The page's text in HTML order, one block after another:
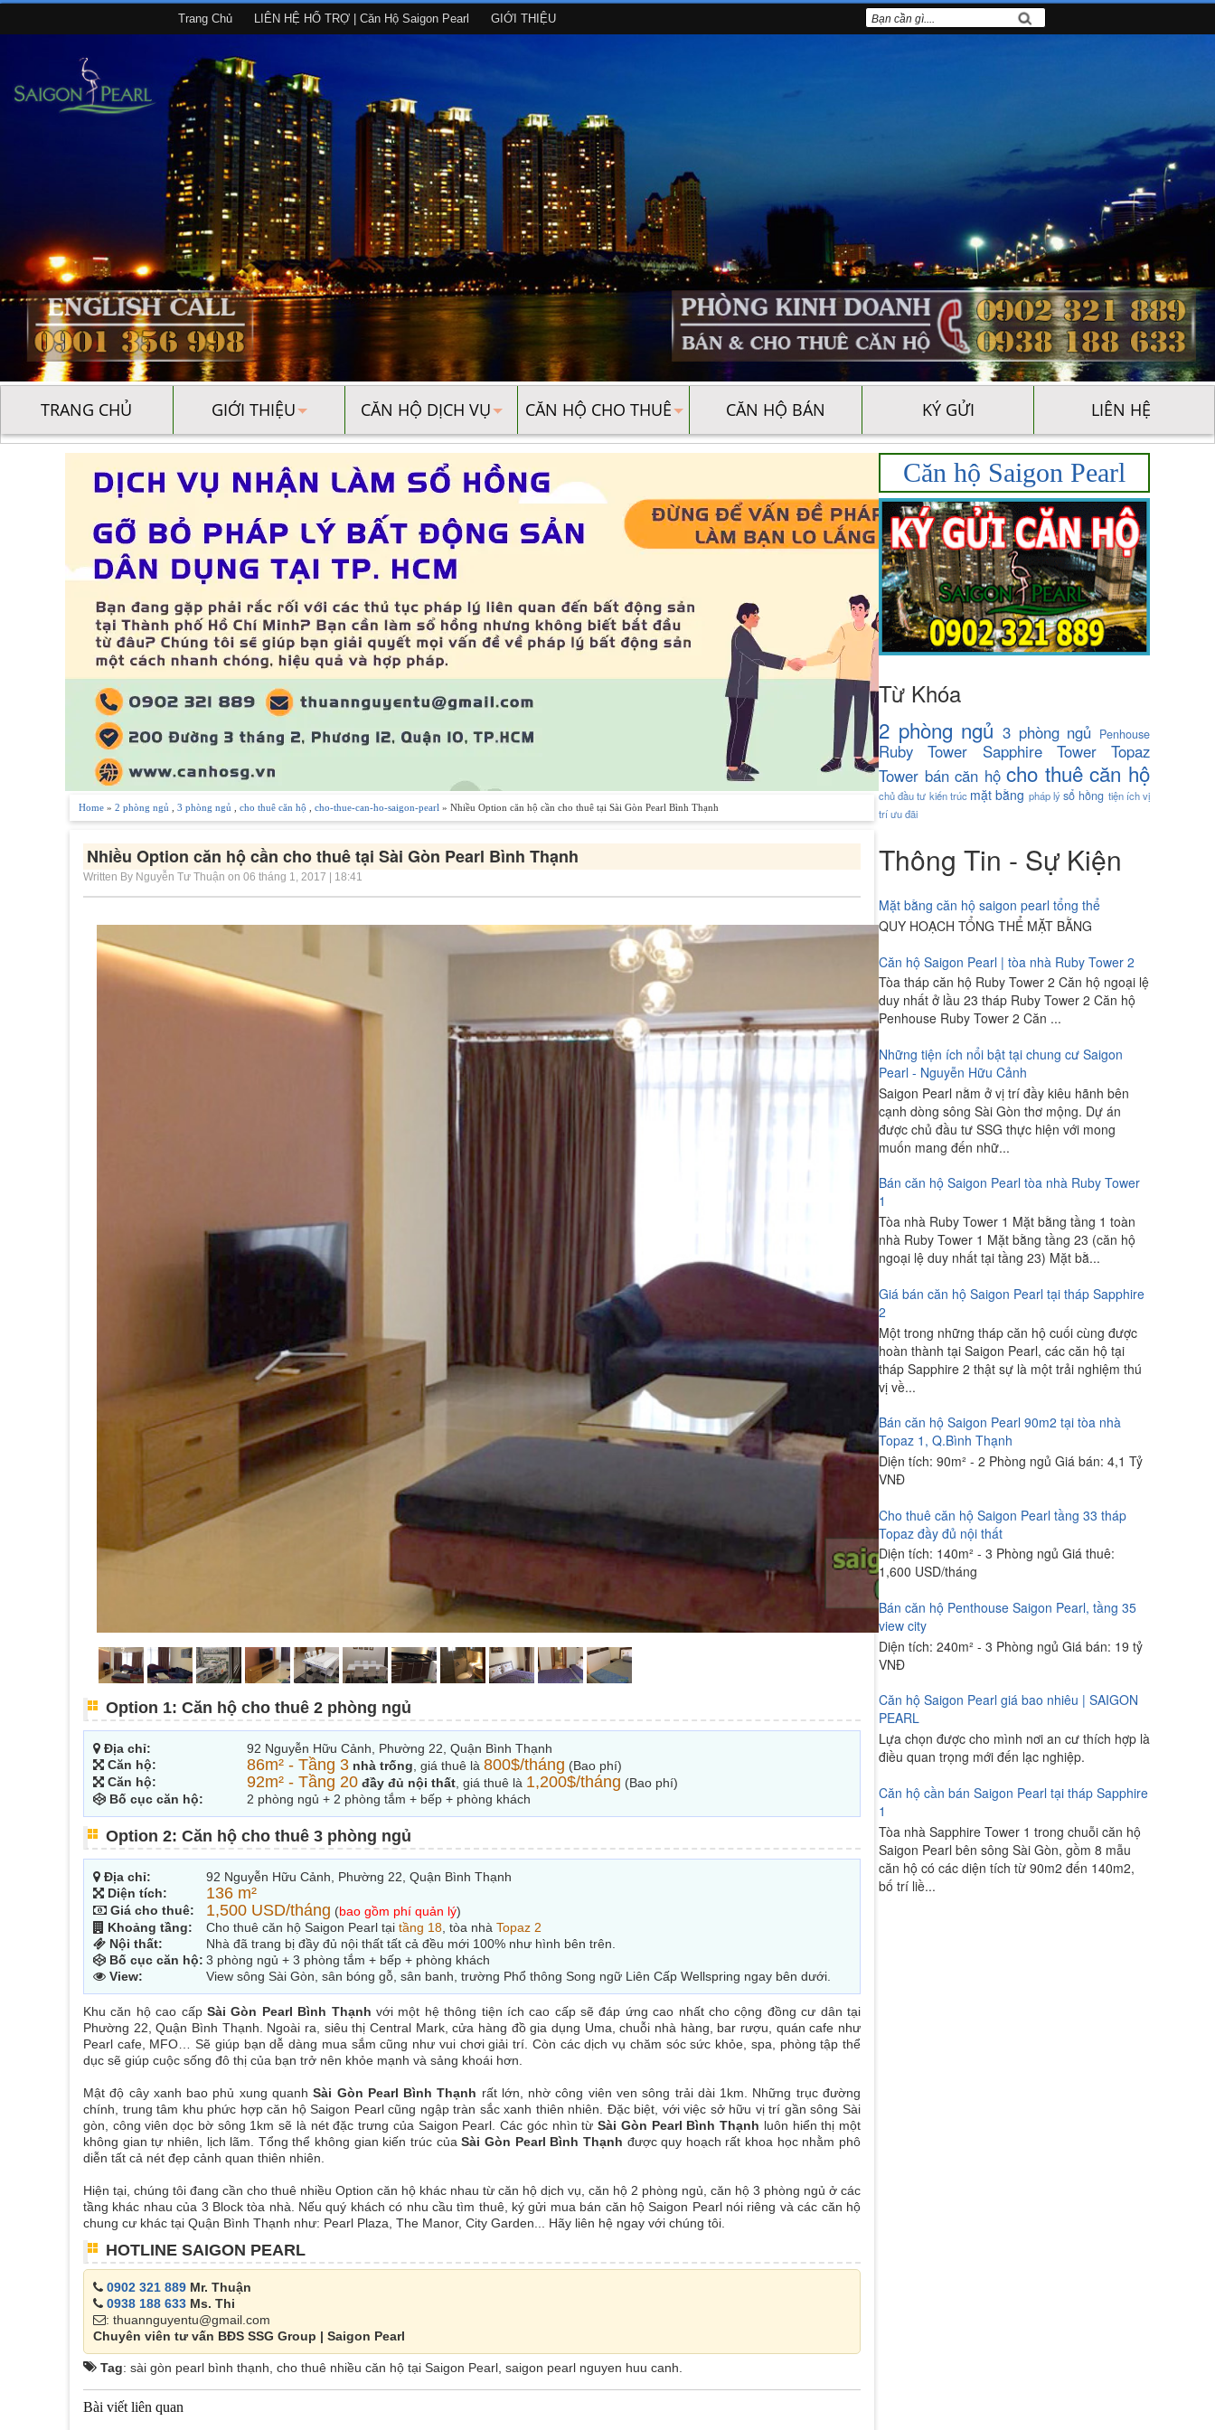
Trang Chủ LIÊN HỆ HỔ TRỢ | Căn Hộ Saigon Pearl GIỚI THIỆU
TRANG CHỦ GIỚI THIỆU CĂN HỘ DỊCH VỤ CĂN HỘ CHO THUÊ CĂN HỘ BÁN KÝ GỬI LIÊN HỆ
Home » 2 phòng ngủ 3 phòng ngủ cho thuê căn hộ cho-thue-can-ho-saigon-pearl » Nhiều Option căn hộ cần cho thuê tại Sài Gòn Pearl Bình Thạnh
Nhiều Option căn hộ cần cho thuê tại Sài Gòn Pearl Bình Thạnh
Written By Nguyễn Tư Thuận on 06 tháng 1, 2017 | 18:41
Option 1: Căn hộ cho thuê 2 phòng ngủ
Địa chỉ:
92 Nguyễn Hữu Cảnh, Phường 22, Quận Bình Thạnh
Căn hộ:
86m² - Tầng 3 nhà trống, giá thuê là 800$/tháng (Bao phí)
Căn hộ:
92m² - Tầng 20 đầy đủ nội thất, giá thuê là 1,200$/tháng (Bao phí)
Bố cục căn hộ:
2 phòng ngủ + 2 phòng tắm + bếp + phòng khách
Option 2: Căn hộ cho thuê 3 phòng ngủ
Địa chỉ:
92 Nguyễn Hữu Cảnh, Phường 22, Quận Bình Thạnh
Diện tích:
136 m²
Giá cho thuê: 1,500 USD/tháng (bao gồm phí quản lý)
Khoảng tầng:
Cho thuê căn hộ Saigon Pearl tại tầng 18, tòa nhà Topaz 2
Nội thất:
Nhà đã trang bị đầy đủ nội thất tất cả đều mới 100% như hình bên trên.
Bố cục căn hộ: 3 phòng ngủ + 3 phòng tắm + bếp + phòng khách
View:
View sông Sài Gòn, sân bóng gỗ, sân banh, trường Phổ thông Song ngữ Liên Cấp Wellspring ngay bên dưới.
Khu căn hộ cao cấp Sài Gòn Pearl Bình Thạnh với một hệ thông tiện ích cao cấp sẽ đáp ứng cao nhất cho cộng đồng cư dân tại
Phường 22, Quận Bình Thạnh. Ngoài ra, siêu thị Central Mark, cửa hàng đồ gia dụng Uma, chuỗi nhà hàng, bar rượu, quán cafe như
Pearl cafe, MFO… Sẽ giúp bạn dễ dàng mua sắm cũng như vui chơi giải trí. Còn các dịch vụ chăm sóc sức khỏe, spa, phòng tập thể
dục sẽ giúp cuộc sống đô thị của bạn trở nên khỏe mạnh và sảng khoái hơn.
Mật độ cây xanh bao phủ xung quanhSài Gòn Pearl Bình Thạnh rất lớn, nhờ công viên ven sông trải dài 1km. Những trục đường
chính, trung tâm khu phức hợp căn hộ Saigon Pearl cũng ngập tràn sắc xanh thiên nhiên. Đặc biệt, với việc sở hữu vị trí gần sông Sài
gòn, công viên dọc bờ sông 1km sẽ là nét đặc trưng của Saigon Pearl. Các góc nhìn từSài Gòn Pearl Bình Thạnh luôn hiển thị một
không gian tự nhiên, lịch lãm. Tổng thể không gian kiến trúc củaSài Gòn Pearl Bình Thạnh được quy hoạch rất khoa học nhằm phô
diễn tất cả nét đẹp cảnh quan thiên nhiên.
Hiện tại, chúng tôi đang cần cho thuê nhiều Option căn hộ khác nhau từ căn hộ dịch vụ, căn hộ 2 phòng ngủ, căn hộ 3 phòng ngủ ở các
tầng khác nhau của 3 Block tòa nhà. Nếu quý khách có nhu cầu tìm thuê, ký gửi mua bán căn hộ Saigon Pearl nói riêng và các căn hộ
chung cư khác tại Quận Bình Thạnh như: Pearl Plaza, The Manor, City Garden... Hãy liên hệ ngay với chúng tôi.
HOTLINE SAIGON PEARL
0902 321 889 Mr. Thuận
0938 188 633 Ms. Thi
: thuannguyentu@gmail.com
Chuyên viên tư vấn BĐS SSG Group | Saigon Pearl
Tag: sài gòn pearl bình thạnh, cho thuê nhiều căn hộ tại Saigon Pearl, saigon pearl nguyen huu canh.
Bài viết liên quan
Căn hộ Saigon Pearl
Từ Khóa
2 phòng ngủ 3 phòng ngủ Penhouse
Ruby Tower Sapphire Tower
Topaz
Tower bán căn hộ cho thuê căn hộ
chủ đầu tư kiến trúc mặt bằng pháp lý sổ hồng tiện ích vị
tríưu đãi
Thông Tin - Sự Kiện
Mặt bằng căn hộ saigon pearl tổng thể
QUY HOẠCH TỔNG THỂ MẶT BẰNG
Căn hộ Saigon Pearl | tòa nhà Ruby Tower 2
Tòa tháp căn hộ Ruby Tower 2 Căn hộ ngoại lệ
duy nhất ở lầu 23 tháp Ruby Tower 2 Căn hộ
Penhouse Ruby Tower 2 Căn ...
Những tiện ích nổi bật tại chung cư Saigon
Pearl - Nguyễn Hữu Cảnh
Saigon Pearl nằm ở vị trí đầy kiêu hãnh bên
cạnh dòng sông Sài Gòn thơ mộng. Dự án
được chủ đầu tư SSG thực hiện với mong
muốn mang đến nhữ...
Bán căn hộ Saigon Pearl tòa nhà Ruby Tower
1
Tòa nhà Ruby Tower 1 Mặt bằng tầng 1 toàn
nhà Ruby Tower 1 Mặt bằng tầng 23 (căn hộ
ngoại lệ duy nhất tại tầng 23) Mặt bằ...
Giá bán căn hộ Saigon Pearl tại tháp Sapphire
2
Một trong những tháp căn hộ cuối cùng được
hoàn thành tại Saigon Pearl, các căn hộ tại
tháp Sapphire 2 thật sự là một trải nghiệm thú
vị về...
Bán căn hộ Saigon Pearl 90m2 tại tòa nhà
Topaz 1, Q.Bình Thạnh
Diện tích: 90m² - 2 Phòng ngủ Giá bán: 4,1 Tỷ
VNĐ
Cho thuê căn hộ Saigon Pearl tầng 33 tháp
Topaz đầy đủ nội thất
Diện tích: 140m² - 3 Phòng ngủ Giá thuê:
1,600 USD/tháng
Bán căn hộ Penthouse Saigon Pearl, tầng 35
view city
Diện tích: 240m² - 3 Phòng ngủ Giá bán: 19 tỷ
VNĐ
Căn hộ Saigon Pearl giá bao nhiêu | SAIGON
PEARL
Lựa chọn được cho mình nơi an cư thích hợp là
điều quan trọng mới đến lạc nghiệp.
Căn hộ cần bán Saigon Pearl tại tháp Sapphire
1
Tòa nhà Sapphire Tower 1 trong chuỗi căn hộ
Saigon Pearl bên sông Sài Gòn, gồm 8 mẫu
căn hộ có các diện tích từ 90m2 đến 140m2,
bố trí liề...